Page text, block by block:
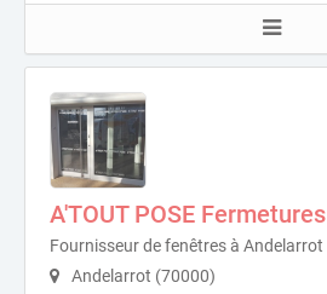
A'TOUT POSE Fermetures
Fournisseur de fenêtres à Andelarrot
Andelarrot (70000)